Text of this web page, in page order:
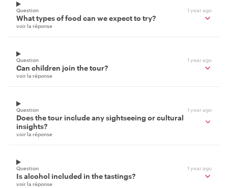
Question 1 year ago
What types of food can we expect to try?
voir la réponse
Question 1 year ago
Can children join the tour?
voir la réponse
Question 1 year ago
Does the tour include any sightseeing or cultural
insights?
voir la réponse
Question 1 year ago
Is alcohol included in the tastings?
voir la réponse